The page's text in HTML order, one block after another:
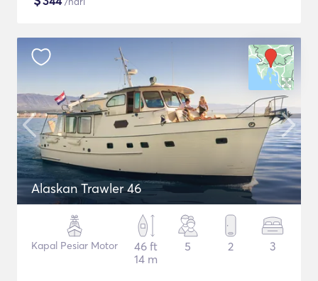
Alaskan Trawler 46
Kapal Pesiar Motor
46 ft
14 m
5 2 3